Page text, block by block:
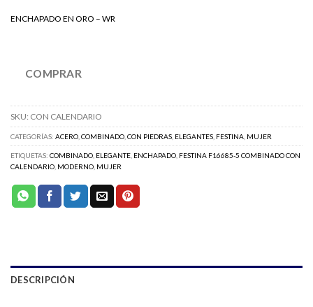
ENCHAPADO EN ORO – WR
COMPRAR
SKU: CON CALENDARIO
CATEGORÍAS: ACERO COMBINADO CON PIEDRAS ELEGANTES FESTINA MUJER
ETIQUETAS: COMBINADO ELEGANTE ENCHAPADO FESTINA F16685-5 COMBINADO CON
CALENDARIO MODERNO MUJER
DESCRIPCIÓN